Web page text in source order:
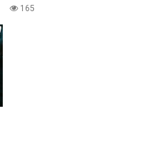
część 3
165